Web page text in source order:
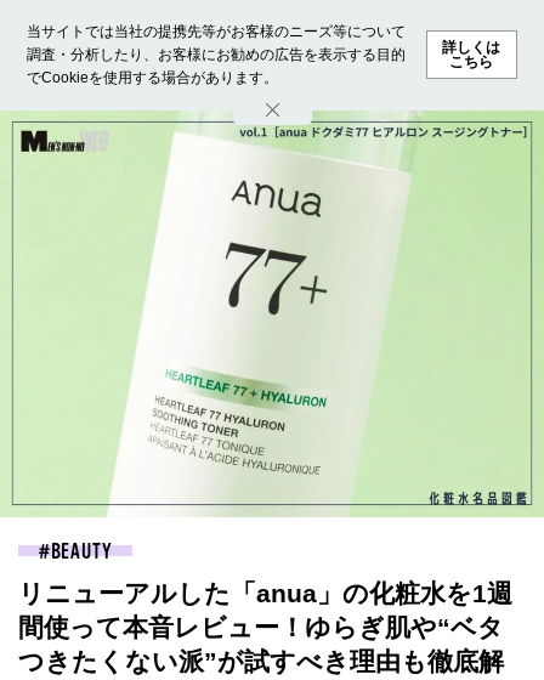
当サイトでは当社の提携先等がお客様のニーズ等について
調査・分析したり、お客様にお勧めの広告を表示する目的
でCookieを使用する場合があります。
詳しくは
こちら
ホーム モデル募集 ランキング ファッション ビューテ
BEAUTY
リニューアルした「anua」の化粧水を1週
間使って本音レビュー！ゆらぎ肌や“ベタ
つきたくない派”が試すべき理由も徹底解